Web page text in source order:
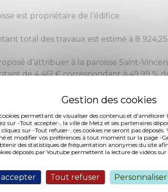
permettant de visualiser des contenus et
sur -Tout accepter-, la ville de Metz et ses partenaires
sur -Tout refuser-, ces cookies ne seront pas
et modifier vos préférences à tout moment sur la page -
des statistiques de fréquentation anonymes du site
déposés par Youtube permettent la lecture de vidéos
Tout refuser Personnaliser
est propriétaire de l’édifice.
total des travaux est estimé à 8
d’attribuer à la paroisse Saint-
de 4 461 € correspondant à 49,99 %
sont disponibles au budget de